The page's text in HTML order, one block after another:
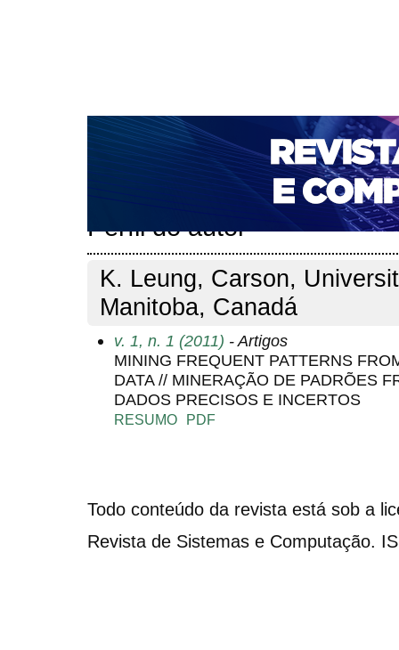
CAPA SOBRE ACESSO CADASTRO
NOTÍCIAS
PORTAL DE REVISTAS DA UNIFACS
PARA AVALIADORES
NOVA SUBMISSÃO
Perfil do autor
K. Leung, Carson,
Manitoba, Canadá
v. 1, n. 1 (2011) - Artigos
MINING FREQUENT PATTERNS
DATA // MINERAÇÃO DE PADRÕES
DADOS PRECISOS E INCERTOS
RESUMO PDF
Todo conteúdo da revista está sob a
Revista de Sistemas e Computação.